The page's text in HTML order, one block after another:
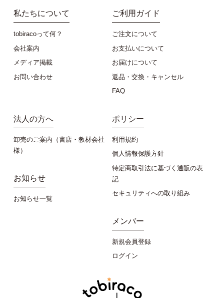
私たちについて
tobiracoって何？
会社案内
メディア掲載
お問い合わせ
ご利用ガイド
ご注文について
お支払いについて
お届けについて
返品・交換・キャンセル
FAQ
法人の方へ
卸売のご案内（書店・教材会社
様）
お知らせ
お知らせ一覧
ポリシー
利用規約
個人情報保護方針
特定商取引法に基づく通販の表
記
セキュリティへの取り組み
メンバー
新規会員登録
ログイン